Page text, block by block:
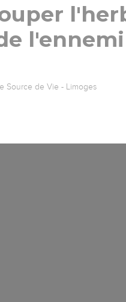
l'ennemi
Source de Vie - Limoges